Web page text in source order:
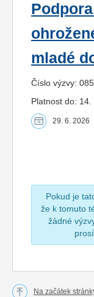
mladé
Číslo výzvy: 085
Platnost do:
29. 6. 2026
Pokud je
že k tomuto
žádné
Na začátek